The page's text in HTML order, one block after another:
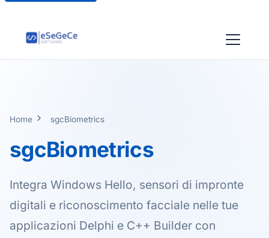
Home sgcBiometrics
sgcBiometrics
Integra Windows Hello, sensori di impronte
digitali e riconoscimento facciale nelle tue
applicazioni Delphi e C++ Builder con